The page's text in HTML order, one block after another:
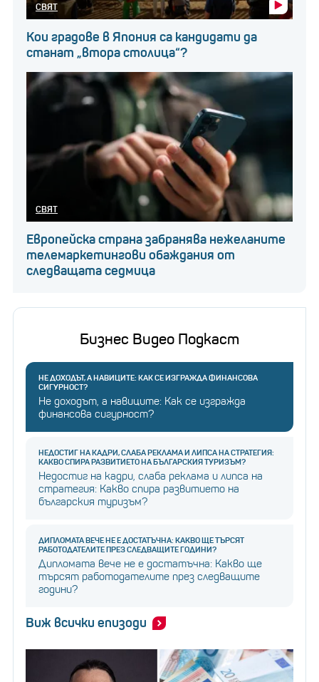
СВЯТ
Кои градове в Япония са кандидати да
станат „втора столица“?
СВЯТ
Европейска страна забранява нежеланите
телемаркетингови обаждания от
следващата седмица
Бизнес Видео Подкаст
НЕ ДОХОДЪТ, А НАВИЦИТЕ: КАК СЕ ИЗГРАЖДА ФИНАНСОВА
СИГУРНОСТ?
Не доходът, а навиците: Как се изгражда
финансова сигурност?
НЕДОСТИГ НА КАДРИ, СЛАБА РЕКЛАМА И ЛИПСА НА СТРАТЕГИЯ:
КАКВО СПИРА РАЗВИТИЕТО НА БЪЛГАРСКИЯ ТУРИЗЪМ?
Недостиг на кадри, слаба реклама и липса на
стратегия: Какво спира развитието на
българския туризъм?
ДИПЛОМАТА ВЕЧЕ НЕ Е ДОСТАТЪЧНА: КАКВО ЩЕ ТЪРСЯТ
РАБОТОДАТЕЛИТЕ ПРЕЗ СЛЕДВАЩИТЕ ГОДИНИ?
Дипломата вече не е достатъчна: Какво ще
търсят работодателите през следващите
години?
Виж всички епизоди